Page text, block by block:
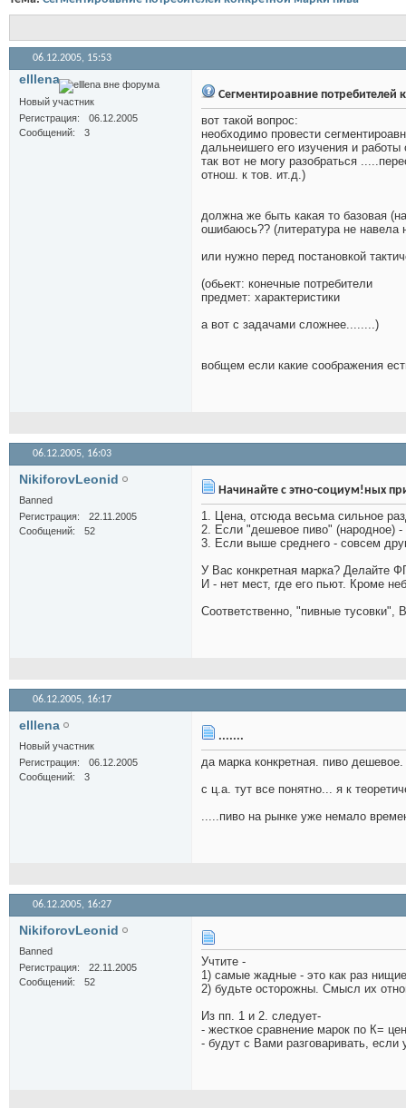
06.12.2005, 15:53
elllena
Новый участник
Регистрация
06.12.2005
Сообщений
3
Сегментироавние потребителей
вот такой вопрос:
необходимо провести
дальнеишего его изучения и
так вот не могу разобраться
отнош. к тов. ит.д.)
должна же быть какая то базовая
ошибаюсь?? (литература не навела
или нужно перед постановкой
(обьект: конечные потребители
предмет: характеристики
а вот с задачами сложнее........)
вобщем если какие соображения
06.12.2005, 16:03
NikiforovLeonid
Banned
Регистрация
22.11.2005
Сообщений
52
Начинайте с этно-социум!ных
1. Цена, отсюда весьма сильное
2. Если "дешевое пиво" (народное)
3. Если выше среднего - совсем
У Вас конкретная марка? Делайте
И - нет мест, где его пьют. Кроме
Соответственно, "пивные
06.12.2005, 16:17
elllena
Новый участник
Регистрация
06.12.2005
Сообщений
3
.......
да марка конкретная. пиво
с ц.а. тут все понятно... я к
.....пиво на рынке уже немало
06.12.2005, 16:27
NikiforovLeonid
Banned
Регистрация
22.11.2005
Сообщений
52
Учтите -
1) самые жадные - это как раз
2) будьте осторожны. Смысл их
Из пп. 1 и 2. следует-
- жесткое сравнение марок по К=
- будут с Вами разговаривать, если